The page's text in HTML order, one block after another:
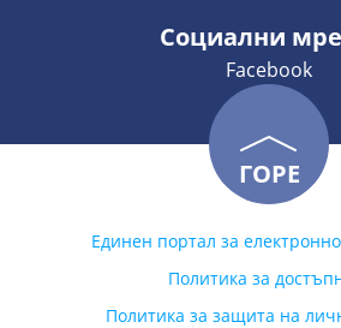
Социални
Facebook
ГОРЕ
Единен портал за
Политика за
Политика за защита на